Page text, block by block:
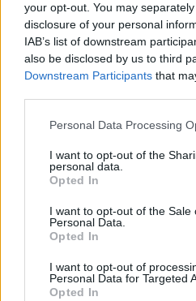
your opt-out. You may
disclosure of your personal
IAB’s list of downstream
also be disclosed by us to third
Downstream Participants that
Personal Data Processing
I want to opt-out of the
personal data.
Opted In
I want to opt-out of the Sale
Personal Data.
Opted In
I want to opt-out of
Personal Data for Targeted
Opted In
NEJČTENĚJŠÍ ČLÁNKY
Lazsko zřídilo
mladé mamince,
14. 2. 2023
Krampuslauf
Trhovkách lehl
OBLÍBENÉ KATEGORIE